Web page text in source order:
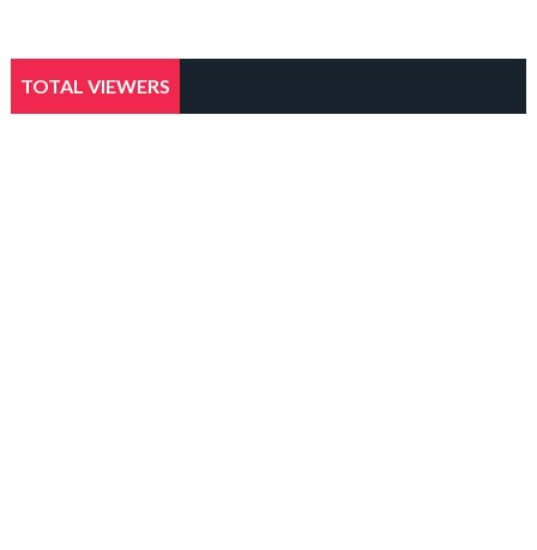
TOTAL VIEWERS